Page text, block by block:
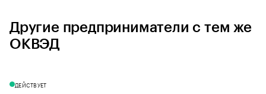
Другие предприниматели с тем же
ОКВЭД
ДЕЙСТВУЕТ